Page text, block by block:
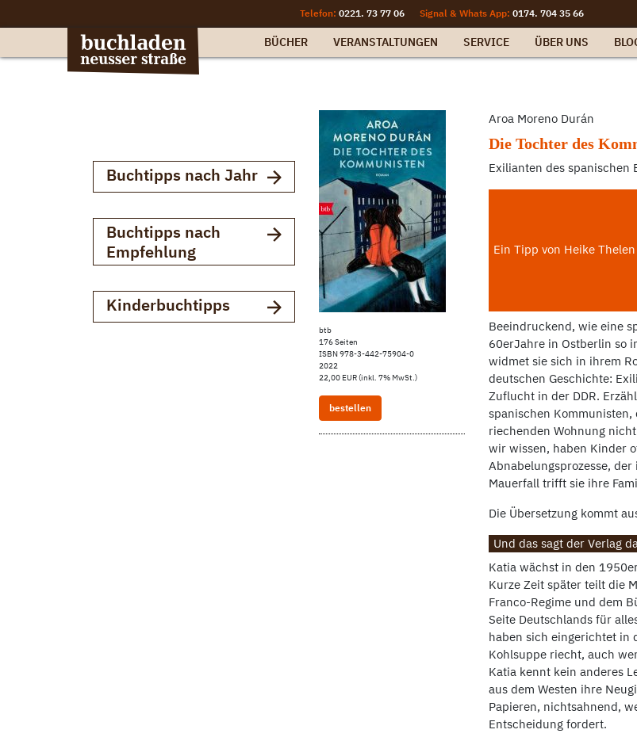
Telefon: 0221. 73 77 06 Signal & Whats App: 0174. 704 35 66
BÜCHER VERANSTALTUNGEN SERVICE ÜBER UNS
Buchtipps nach Jahr
Buchtipps nach
Empfehlung
Kinderbuchtipps
btb
176 Seiten
ISBN 978-3-442-75904-0
2022
22,00 EUR (inkl. 7% MwSt.)
bestellen
Aroa Moreno Durán
Die Tochter des
Exilianten des spanischen
Ein Tipp von Heike Thelen
Beeindruckend, wie eine
60erJahre in Ostberlin so
widmet sie sich in ihrem
deutschen Geschichte:
Zuflucht in der DDR.
spanischen
riechenden Wohnung
wir wissen, haben Kinder
Abnabelungsprozesse,
Mauerfall trifft sie ihre
Die Übersetzung kommt
Und das sagt der Verlag
Katia wächst in den
Kurze Zeit später teilt die
Franco-Regime und dem
Seite Deutschlands für
haben sich eingerichtet in
Kohlsuppe riecht, auch
Katia kennt kein anderes
aus dem Westen ihre
Papieren, nichtsahnend,
Entscheidung fordert.